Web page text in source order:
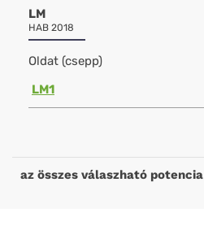
LM
HAB 2018
Oldat (csepp)
LM1
az összes válaszható potencia